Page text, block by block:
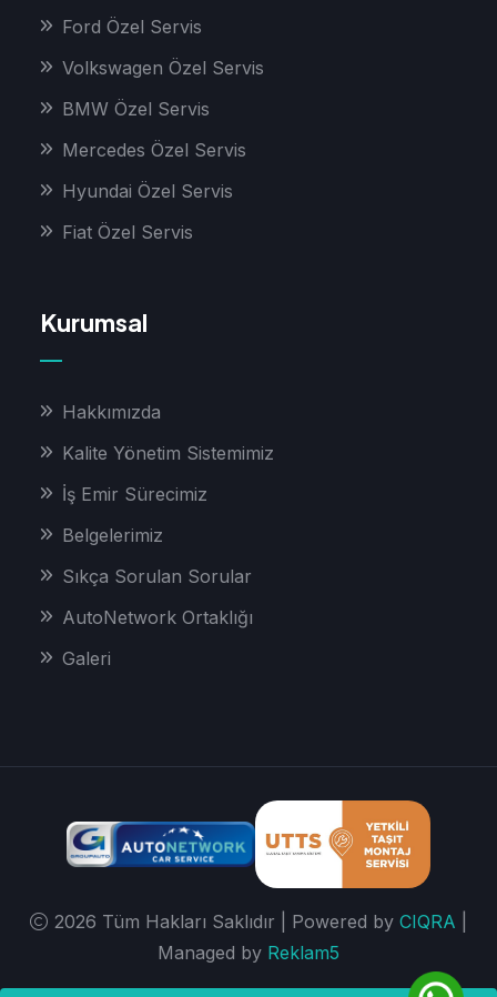
Ford Özel Servis
Volkswagen Özel Servis
BMW Özel Servis
Mercedes Özel Servis
Hyundai Özel Servis
Fiat Özel Servis
Kurumsal
Hakkımızda
Kalite Yönetim Sistemimiz
İş Emir Sürecimiz
Belgelerimiz
Sıkça Sorulan Sorular
AutoNetwork Ortaklığı
Galeri
2026 Tüm Hakları Saklıdır | Powered by CIQRA
Managed by Reklam5